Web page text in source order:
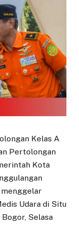
Kelas A
Pertolongan
Kota
menggelar
Udara di Situ
Selasa